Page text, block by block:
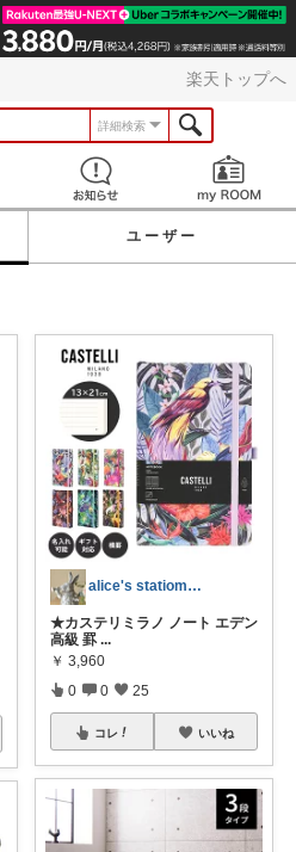
楽天トップへ
詳細検索
見つける お知らせ
ユーザー
alice's statiomery
★カステリミラノ ノート エデン
高級 罫 ...
￥ 3,960
0 0 25
コレ いいね